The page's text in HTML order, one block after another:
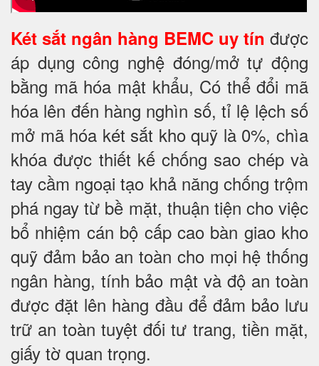
Két sắt ngân hàng BEMC uy tín được
áp dụng công nghệ đóng/mở tự động
bằng mã hóa mật khẩu, Có thể đổi mã
hóa lên đến hàng nghìn số, tỉ lệ lệch số
mở mã hóa két sắt kho quỹ là 0%, chìa
khóa được thiết kế chống sao chép và
tay cầm ngoại tạo khả năng chống trộm
phá ngay từ bề mặt, thuận tiện cho việc
bổ nhiệm cán bộ cấp cao bàn giao kho
quỹ đảm bảo an toàn cho mọi hệ thống
ngân hàng, tính bảo mật và độ an toàn
được đặt lên hàng đầu để đảm bảo lưu
trữ an toàn tuyệt đối tư trang, tiền mặt,
giấy tờ quan trọng.